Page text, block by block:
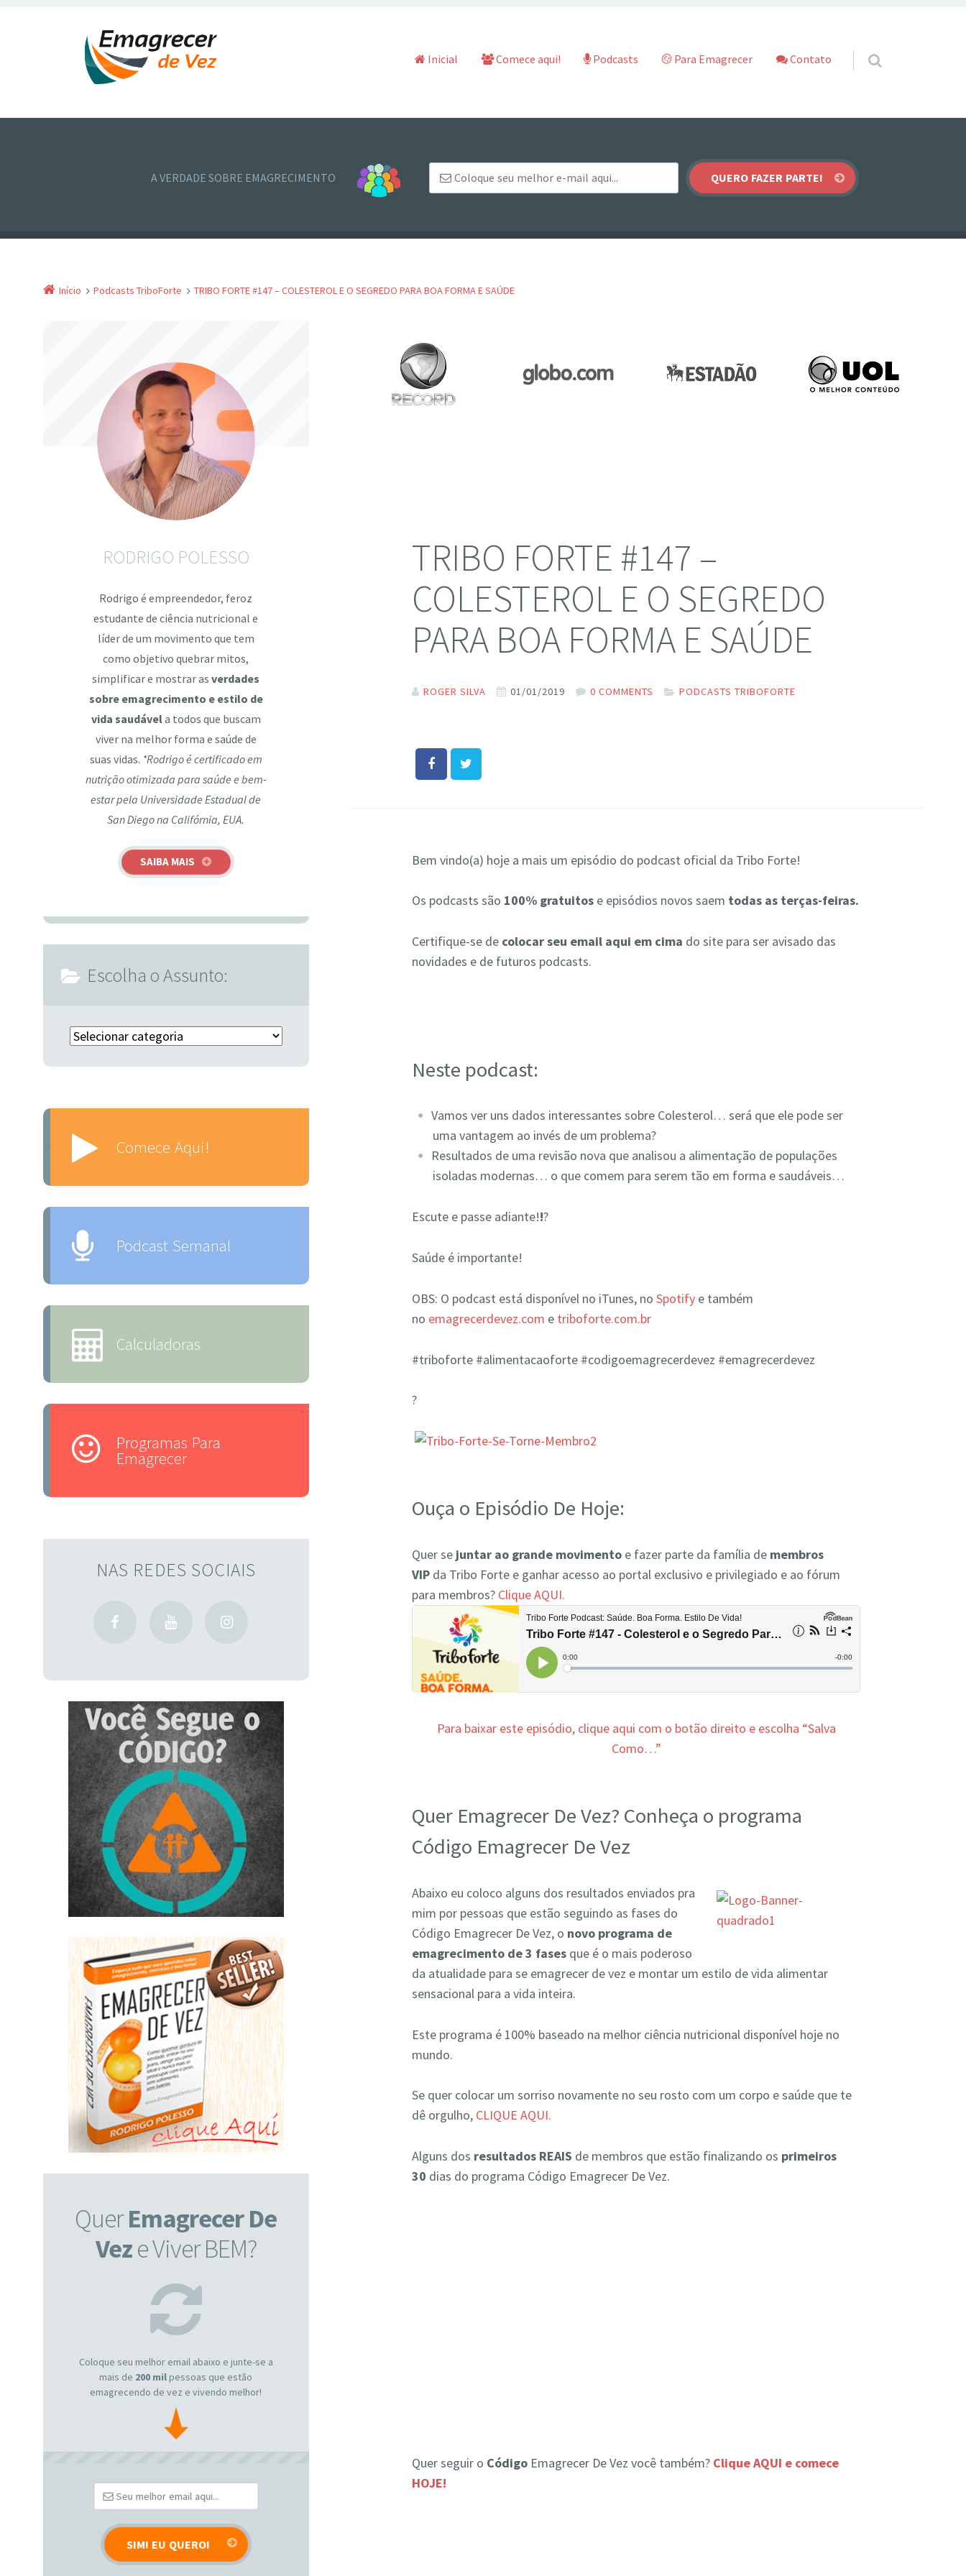
Pular para o conteúdo
Inicial Comece aqui! Podcasts Para Emagrecer Contato
A VERDADE SOBRE EMAGRECIMENTO
Início Podcasts TriboForte TRIBO FORTE #147 – COLESTEROL E O SEGREDO PARA BOA FORMA E SAÚDE
TRIBO FORTE #147 –
COLESTEROL E O SEGREDO
PARA BOA FORMA E SAÚDE
ROGER SILVA 01/01/2019 0 COMMENTS PODCASTS TRIBOFORTE
Bem vindo(a) hoje a mais um episódio do podcast oficial da Tribo Forte!
Os podcasts são 100% gratuitos e episódios novos saem todas as terças-feiras.
Certifique-se de colocar seu email aqui em cima do site para ser avisado das
novidades e de futuros podcasts.
Neste podcast:
Vamos ver uns dados interessantes sobre Colesterol… será que ele pode ser
uma vantagem ao invés de um problema?
Resultados de uma revisão nova que analisou a alimentação de populações
isoladas modernas… o que comem para serem tão em forma e saudáveis…
Escute e passe adiante!!?
Saúde é importante!
OBS: O podcast está disponível no iTunes, noSpotify e também
no emagrecerdevez.com e triboforte.com.br
#triboforte #alimentacaoforte #codigoemagrecerdevez #emagrecerdevez
?
Ouça o Episódio De Hoje:
Quer se juntar ao grande movimento e fazer parte da família de membros
VIP da Tribo Forte e ganhar acesso ao portal exclusivo e privilegiado e ao fórum
para membros? Clique AQUI.
Para baixar este episódio, clique aqui com o botão direito e escolha “Salva
Como…”
Quer Emagrecer De Vez? Conheça o programa
Código Emagrecer De Vez
Abaixo eu coloco alguns dos resultados enviados pra
mim por pessoas que estão seguindo as fases do
Código Emagrecer De Vez, o novo programa de
emagrecimento de 3 fases que é o mais poderoso
da atualidade para se emagrecer de vez e montar um estilo de vida alimentar
sensacional para a vida inteira.
Este programa é 100% baseado na melhor ciência nutricional disponível hoje no
mundo.
Se quer colocar um sorriso novamente no seu rosto com um corpo e saúde que te
dê orgulho, CLIQUE AQUI.
Alguns dos resultados REAIS de membros que estão finalizando os primeiros
30 dias do programa Código Emagrecer De Vez.
Quer seguir o Código Emagrecer De Vez você também? Clique AQUI e comece
HOJE!
RODRIGO POLESSO
Rodrigo é empreendedor, feroz
estudante de ciência nutricional e
líder de um movimento que tem
como objetivo quebrar mitos,
simplificar e mostrar asverdades
sobre emagrecimento e estilo de
vida saudávela todos que buscam
viver na melhor forma e saúde de
suas vidas. *Rodrigo é certificado em
nutrição otimizada para saúde e bem-
estar pela Universidade Estadual de
San Diego na Califórnia, EUA.
SAIBA MAIS
Escolha o Assunto:
Escolha o Assunto:
Comece Aqui!
Podcast Semanal
Calculadoras
Programas Para
Emagrecer
NAS REDES SOCIAIS
QuerEmagrecer De
Veze Viver BEM?
Coloque seu melhor email abaixo e junte-se a
mais de 200 mil pessoas que estão
emagrecendo de vez e vivendo melhor!